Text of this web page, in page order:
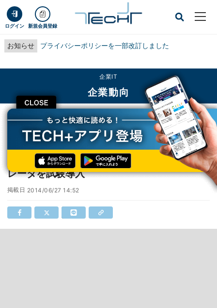
ログイン 新規会員登録
お知らせ プライバシーポリシーを一部改訂しました
CLOSE
企業IT
企業動向
TECH+ 企業IT
企業動向
JR東海、新幹線の集中豪雨対策に高精度雨量レーダを試験導入
JR東海、新幹線の集中豪雨対策に高精度雨量
レーダを試験導入
掲載日 2014/06/27 14:52